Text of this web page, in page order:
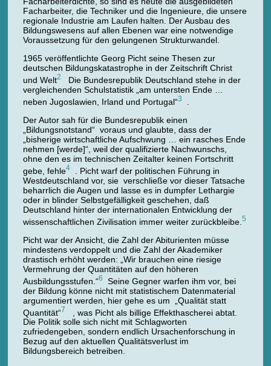
Facharbeiter, die Techniker und die Ingenieure, die unsere
regionale Industrie am Laufen halten. Der Ausbau des
Bildungswesens auf allen Ebenen war eine notwendige
Voraussetzung für den gelungenen Strukturwandel.
1965 veröffentlichte Georg Picht seine Thesen zur
deutschen Bildungskatastrophe in der Zeitschrift Christ
und Welt2
Die Bundesrepublik Deutschland stehe in der
vergleichenden Schulstatistik „am untersten Ende …
neben Jugoslawien, Irland und Portugal“3
Der Autor sah für die Bundesrepublik einen
„Bildungsnotstand“ voraus und glaubte, dass der
„bisherige wirtschaftliche Aufschwung … ein rasches Ende
nehmen [werde]“, weil der qualifizierte Nachwunschs,
ohne den es im technischen Zeitalter keinen Fortschritt
gebe, fehle4. Picht warf der politischen Führung in
Westdeutschland vor, sie verschließe vor dieser Tatsache
beharrlich die Augen und lasse es in dumpfer Lethargie
oder in blinder Selbstgefälligkeit geschehen, daß
Deutschland hinter der internationalen Entwicklung der
wissenschaftlichen Zivilisation immer weiter zurückbleibe. 5
Picht war der Ansicht, die Zahl der Abiturienten müsse
mindestens verdoppelt und die Zahl der Akademiker
drastisch erhöht werden: „Wir brauchen eine riesige
Vermehrung der Quantitäten auf den höheren
Ausbildungsstufen.“6
Seine Gegner warfen ihm vor, bei
der Bildung könne nicht mit statistischem Datenmaterial
argumentiert werden, hier gehe es um „Qualität statt
Quantität“7
, was Picht als billige Effekthascherei abtat.
Die Politik solle sich nicht mit Schlagworten
zufriedengeben, sondern endlich Ursachenforschung in
Bezug auf den aktuellen Qualitätsverlust im
Bildungsbereich betreiben.